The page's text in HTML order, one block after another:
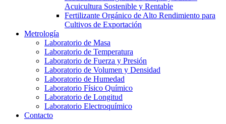
Acuicultura Sostenible y Rentable
Fertilizante Orgánico de Alto Rendimiento para
Cultivos de Exportación
Metrología
Laboratorio de Masa
Laboratorio de Temperatura
Laboratorio de Fuerza y Presión
Laboratorio de Volumen y Densidad
Laboratorio de Humedad
Laboratorio Físico Químico
Laboratorio de Longitud
Laboratorio Electroquímico
Contacto